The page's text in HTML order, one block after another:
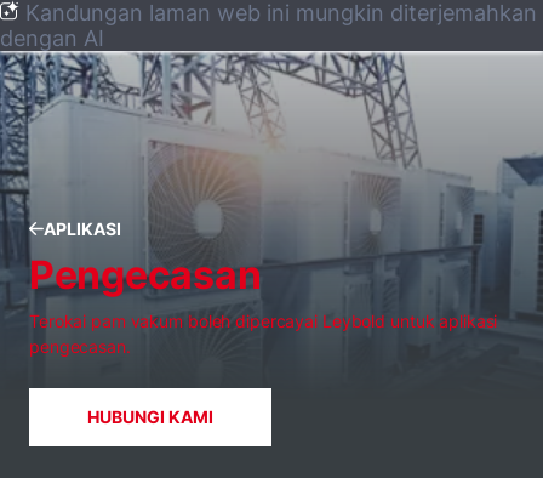
Kandungan laman web ini mungkin diterjemahkan
dengan AI
APLIKASI
Pengecasan
Terokai pam vakum boleh dipercayai Leybold untuk aplikasi
pengecasan.
HUBUNGI KAMI